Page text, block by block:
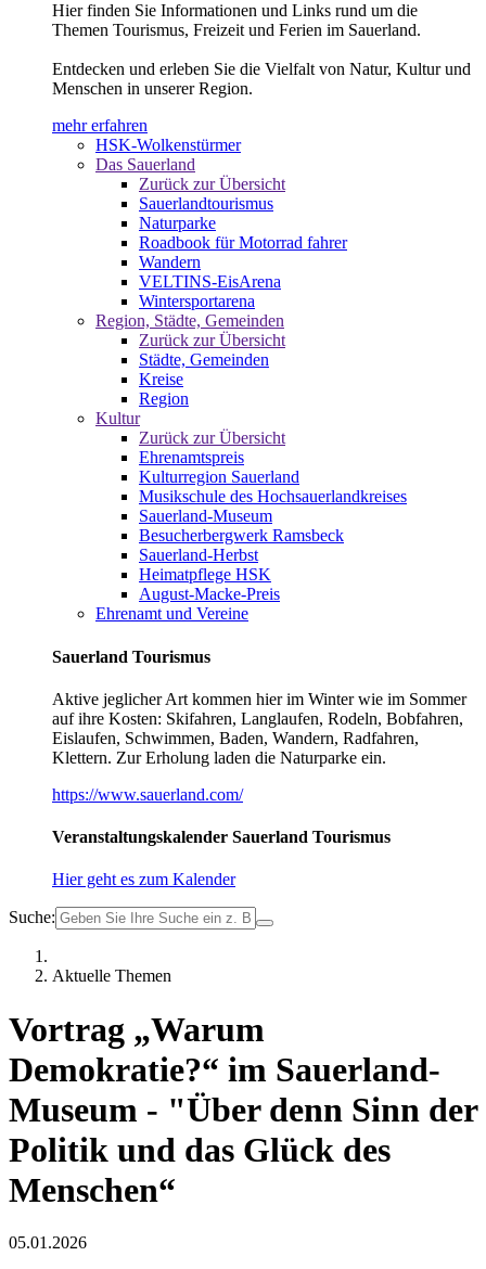
Hier finden Sie Informationen und Links rund um die
Themen Tourismus, Freizeit und Ferien im Sauerland.
Entdecken und erleben Sie die Vielfalt von Natur, Kultur und
Menschen in unserer Region.
mehr erfahren
HSK-Wolkenstürmer
Das Sauerland
Zurück zur Übersicht
Sauerlandtourismus
Naturparke
Roadbook für Motorrad fahrer
Wandern
VELTINS-EisArena
Wintersportarena
Region, Städte, Gemeinden
Zurück zur Übersicht
Städte, Gemeinden
Kreise
Region
Kultur
Zurück zur Übersicht
Ehrenamtspreis
Kulturregion Sauerland
Musikschule des Hochsauerlandkreises
Sauerland-Museum
Besucherbergwerk Ramsbeck
Sauerland-Herbst
Heimatpflege HSK
August-Macke-Preis
Ehrenamt und Vereine
Sauerland Tourismus
Aktive jeglicher Art kommen hier im Winter wie im Sommer
auf ihre Kosten: Skifahren, Langlaufen, Rodeln, Bobfahren,
Eislaufen, Schwimmen, Baden, Wandern, Radfahren,
Klettern. Zur Erholung laden die Naturparke ein.
https://www.sauerland.com/
Veranstaltungskalender Sauerland Tourismus
Hier geht es zum Kalender
Suche:
Aktuelle Themen
Vortrag „Warum
Demokratie?“ im Sauerland-
Museum - "Über denn Sinn der
Politik und das Glück des
Menschen“
05.01.2026